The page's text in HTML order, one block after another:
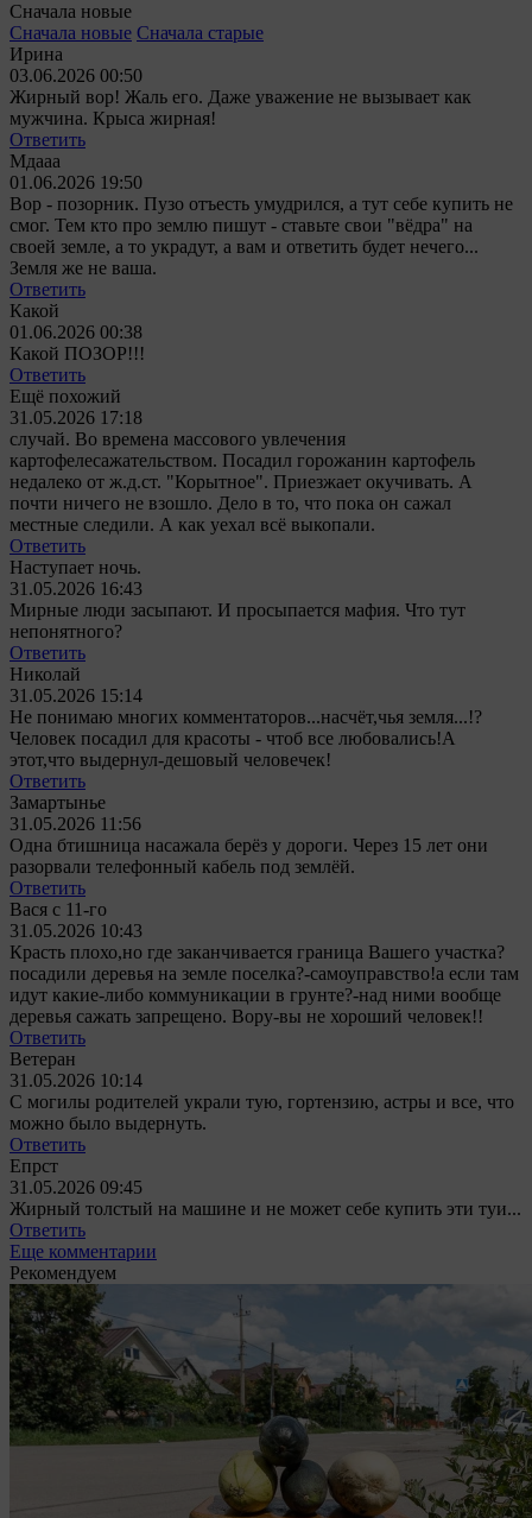
Сначала новые
Сначала новые Сначала старые
Ирина
03.06.2026 00:50
Жирный вор! Жаль его. Даже уважение не вызывает как
мужчина. Крыса жирная!
Ответить
Мдааа
01.06.2026 19:50
Вор - позорник. Пузо отъесть умудрился, а тут себе купить не
смог. Тем кто про землю пишут - ставьте свои "вёдра" на
своей земле, а то украдут, а вам и ответить будет нечего...
Земля же не ваша.
Ответить
Какой
01.06.2026 00:38
Какой ПОЗОР!!!
Ответить
Ещё похожий
31.05.2026 17:18
случай. Во времена массового увлечения
картофелесажательством. Посадил горожанин картофель
недалеко от ж.д.ст. "Корытное". Приезжает окучивать. А
почти ничего не взошло. Дело в то, что пока он сажал
местные следили. А как уехал всё выкопали.
Ответить
Наступает ночь.
31.05.2026 16:43
Мирные люди засыпают. И просыпается мафия. Что тут
непонятного?
Ответить
Николай
31.05.2026 15:14
Не понимаю многих комментаторов...насчёт,чья земля...!?
Человек посадил для красоты - чтоб все любовались!А
этот,что выдернул-дешовый человечек!
Ответить
Замартынье
31.05.2026 11:56
Одна бтишница насажала берёз у дороги. Через 15 лет они
разорвали телефонный кабель под землёй.
Ответить
Вася с 11-го
31.05.2026 10:43
Красть плохо,но где заканчивается граница Вашего участка?
посадили деревья на земле поселка?-самоуправство!а если там
идут какие-либо коммуникации в грунте?-над ними вообще
деревья сажать запрещено. Вору-вы не хороший человек!!
Ответить
Ветеран
31.05.2026 10:14
С могилы родителей украли тую, гортензию, астры и все, что
можно было выдернуть.
Ответить
Епрст
31.05.2026 09:45
Жирный толстый на машине и не может себе купить эти туи...
Ответить
Еще комментарии
Рекомендуем